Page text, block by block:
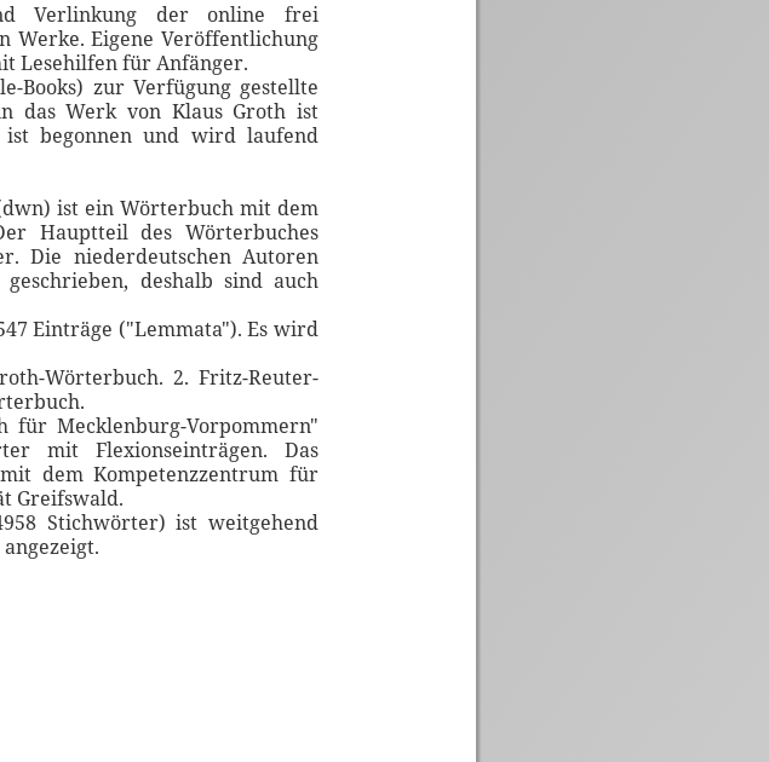
Verlinkung der online frei
Werke. Eigene Veröffentlichung
Lesehilfen für Anfänger.
Books) zur Verfügung gestellte
das Werk von Klaus Groth ist
begonnen und wird laufend
ist ein Wörterbuch mit dem
Hauptteil des Wörterbuches
Die niederdeutschen Autoren
deshalb sind auch
Einträge ("Lemmata"). Es wird
Wörterbuch. 2. Fritz-Reuter-
für Mecklenburg-Vorpommern"
mit Flexionseinträgen. Das
dem Kompetenzzentrum für
Greifswald.
Stichwörter) ist weitgehend